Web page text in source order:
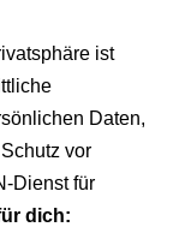
ist
Daten,
vor
Dienst für
dich: